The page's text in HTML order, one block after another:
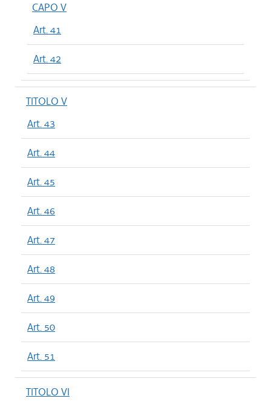
CAPO V
Art. 41
Art. 42
TITOLO V
Art. 43
Art. 44
Art. 45
Art. 46
Art. 47
Art. 48
Art. 49
Art. 50
Art. 51
TITOLO VI